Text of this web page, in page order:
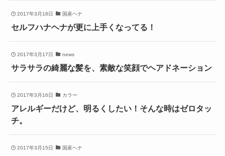
2017年3月18日 国産ヘナ
セルフハナヘナが更に上手くなってる！
2017年3月17日 news
サラサラの綺麗な髪を、素敵な笑顔でヘアドネーション
2017年3月16日 カラー
アレルギーだけど、明るくしたい！そんな時はゼロタッ
チ。
2017年3月15日 国産ヘナ